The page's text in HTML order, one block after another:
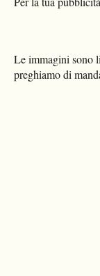
Le immagini sono
preghiamo di